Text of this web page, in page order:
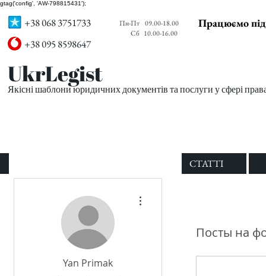
gtag('config', 'AW-798815431');
+38 068 3751733
+38 095 8598647
Пн-Пт
Сб
09.00-18.00
10.00-16.00
Працюємо
UkrLegist
Якісні шаблони юридичних документів та послуги у сфері
СТАТТІ
Yan Primak
Посты на